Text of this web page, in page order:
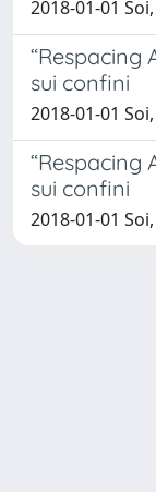
2018-01-01
“Respacing
sui confini
2018-01-01
“Respacing
sui confini
2018-01-01